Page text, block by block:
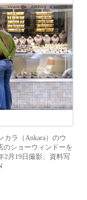
カラ（Ankara）のウ
のショーウィンドーを
2月19日撮影、資料写